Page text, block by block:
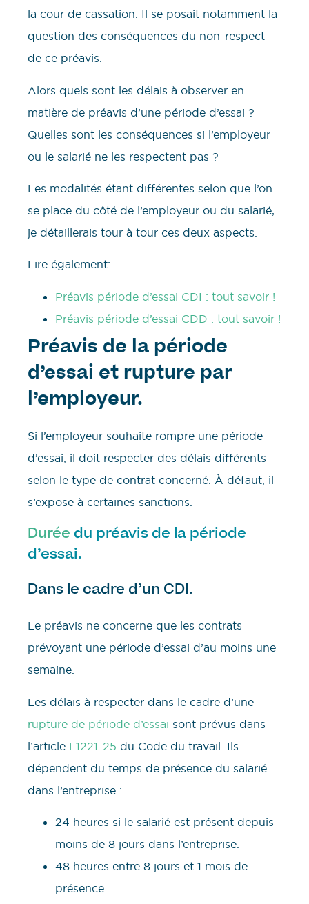
la cour de cassation. Il se posait notamment la
question des conséquences du non-respect
de ce préavis.
Alors quels sont les délais à observer en
matière de préavis d’une période d’essai ?
Quelles sont les conséquences si l’employeur
ou le salarié ne les respectent pas ?
Les modalités étant différentes selon que l’on
se place du côté de l’employeur ou du salarié,
je détaillerais tour à tour ces deux aspects.
Lire également:
Préavis période d’essai CDI : tout savoir !
Préavis période d’essai CDD : tout savoir !
Préavis de la période
d’essai et rupture par
l’employeur.
Si l’employeur souhaite rompre une période
d’essai, il doit respecter des délais différents
selon le type de contrat concerné. À défaut, il
s’expose à certaines sanctions.
Durée du préavis de la période
d’essai.
Dans le cadre d’un CDI.
Le préavis ne concerne que les contrats
prévoyant une période d’essai d’au moins une
semaine.
Les délais à respecter dans le cadre d’une
rupture de période d’essai sont prévus dans
l’article L1221-25 du Code du travail. Ils
dépendent du temps de présence du salarié
dans l’entreprise :
24 heures si le salarié est présent depuis
moins de 8 jours dans l’entreprise.
48 heures entre 8 jours et 1 mois de
présence.